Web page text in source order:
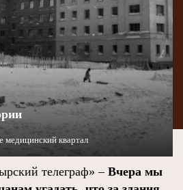
медицинский квартал
телеграф» – Вчера мы